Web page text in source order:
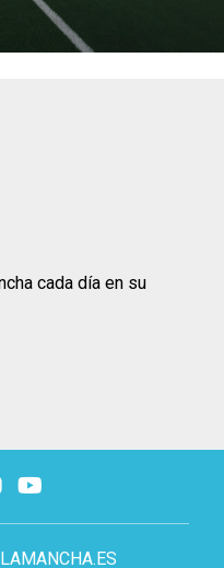
cada día en su